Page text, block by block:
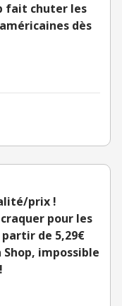
fait chuter les
dès
prix !
pour les
de 5,29€
impossible